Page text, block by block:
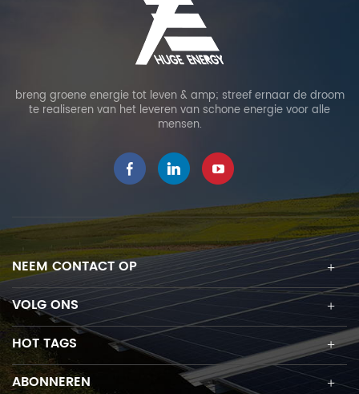
breng groene energie tot leven & amp; streef ernaar de droom
te realiseren van het leveren van schone energie voor alle
mensen.
NEEM CONTACT OP
VOLG ONS
HOT TAGS
ABONNEREN